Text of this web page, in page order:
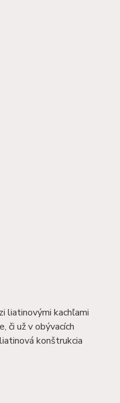
liatinovými kachľami
či už v obývacích
konštrukcia